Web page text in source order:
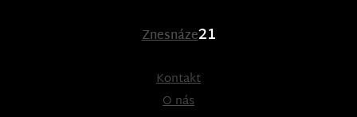
Znesnáze21
Kontakt
O nás